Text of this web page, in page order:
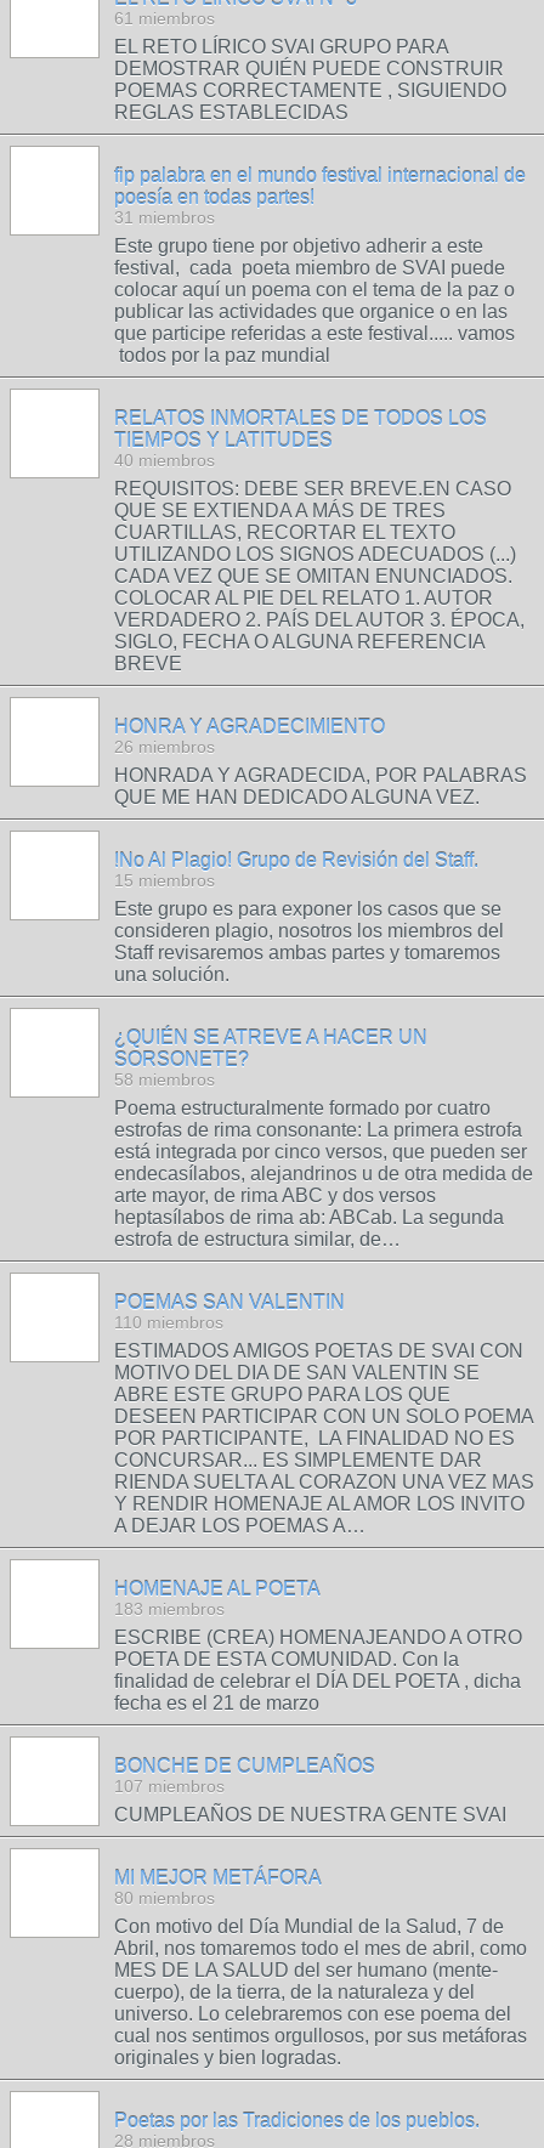
61 miembros
EL RETO LÍRICO SVAI GRUPO PARA
DEMOSTRAR QUIÉN PUEDE CONSTRUIR
POEMAS CORRECTAMENTE , SIGUIENDO
REGLAS ESTABLECIDAS
fip palabra en el mundo festival internacional de
poesía en todas partes!
31 miembros
Este grupo tiene por objetivo adherir a este
festival, cada poeta miembro de SVAI puede
colocar aquí un poema con el tema de la paz o
publicar las actividades que organice o en las
que participe referidas a este festival..... vamos
todos por la paz mundial
RELATOS INMORTALES DE TODOS LOS
TIEMPOS Y LATITUDES
40 miembros
REQUISITOS: DEBE SER BREVE.EN CASO
QUE SE EXTIENDA A MÁS DE TRES
CUARTILLAS, RECORTAR EL TEXTO
UTILIZANDO LOS SIGNOS ADECUADOS (...)
CADA VEZ QUE SE OMITAN ENUNCIADOS.
COLOCAR AL PIE DEL RELATO 1. AUTOR
VERDADERO 2. PAÍS DEL AUTOR 3. ÉPOCA,
SIGLO, FECHA O ALGUNA REFERENCIA
BREVE
HONRA Y AGRADECIMIENTO
26 miembros
HONRADA Y AGRADECIDA, POR PALABRAS
QUE ME HAN DEDICADO ALGUNA VEZ.
!No Al Plagio! Grupo de Revisión del Staff.
15 miembros
Este grupo es para exponer los casos que se
consideren plagio, nosotros los miembros del
Staff revisaremos ambas partes y tomaremos
una solución.
¿QUIÉN SE ATREVE A HACER UN
SORSONETE?
58 miembros
Poema estructuralmente formado por cuatro
estrofas de rima consonante: La primera estrofa
está integrada por cinco versos, que pueden ser
endecasílabos, alejandrinos u de otra medida de
arte mayor, de rima ABC y dos versos
heptasílabos de rima ab: ABCab. La segunda
estrofa de estructura similar, de…
POEMAS SAN VALENTIN
110 miembros
ESTIMADOS AMIGOS POETAS DE SVAI CON
MOTIVO DEL DIA DE SAN VALENTIN SE
ABRE ESTE GRUPO PARA LOS QUE
DESEEN PARTICIPAR CON UN SOLO POEMA
POR PARTICIPANTE, LA FINALIDAD NO ES
CONCURSAR... ES SIMPLEMENTE DAR
RIENDA SUELTA AL CORAZON UNA VEZ MAS
Y RENDIR HOMENAJE AL AMOR LOS INVITO
A DEJAR LOS POEMAS A…
HOMENAJE AL POETA
183 miembros
ESCRIBE (CREA) HOMENAJEANDO A OTRO
POETA DE ESTA COMUNIDAD. Con la
finalidad de celebrar el DÍA DEL POETA , dicha
fecha es el 21 de marzo
BONCHE DE CUMPLEAÑOS
107 miembros
CUMPLEAÑOS DE NUESTRA GENTE SVAI
MI MEJOR METÁFORA
80 miembros
Con motivo del Día Mundial de la Salud, 7 de
Abril, nos tomaremos todo el mes de abril, como
MES DE LA SALUD del ser humano (mente-
cuerpo), de la tierra, de la naturaleza y del
universo. Lo celebraremos con ese poema del
cual nos sentimos orgullosos, por sus metáforas
originales y bien logradas.
Poetas por las Tradiciones de los pueblos.
28 miembros